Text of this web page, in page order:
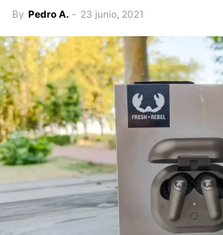
By Pedro A. - 23 junio, 2021